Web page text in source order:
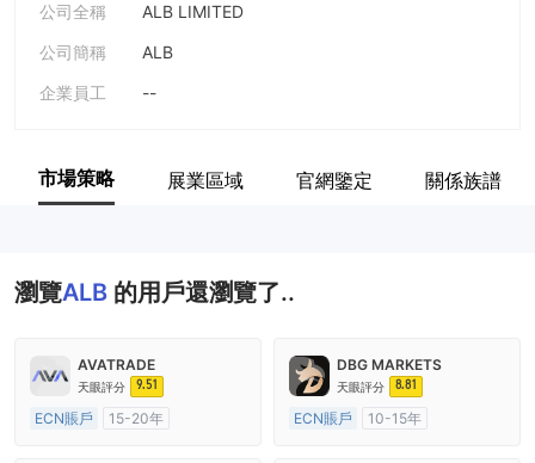
公司全稱
ALB LIMITED
公司簡稱
ALB
企業員工
--
市場策略 展業區域 官網鑒定 關係族譜
瀏覽ALB 的用戶還瀏覽了..
AVATRADE
天眼評分 9.51
ECN賬戶
15-20年
DBG MARKETS
天眼評分 8.81
ECN賬戶
10-15年